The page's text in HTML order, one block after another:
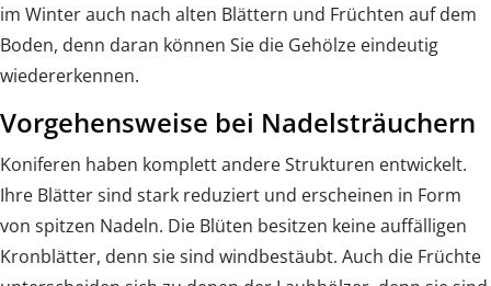
im Winter auch nach alten Blättern und Früchten auf dem
Boden, denn daran können Sie die Gehölze eindeutig
wiedererkennen.
Vorgehensweise bei Nadelsträuchern
Koniferen haben komplett andere Strukturen entwickelt.
Ihre Blätter sind stark reduziert und erscheinen in Form
von spitzen Nadeln. Die Blüten besitzen keine auffälligen
Kronblätter, denn sie sind windbestäubt. Auch die Früchte